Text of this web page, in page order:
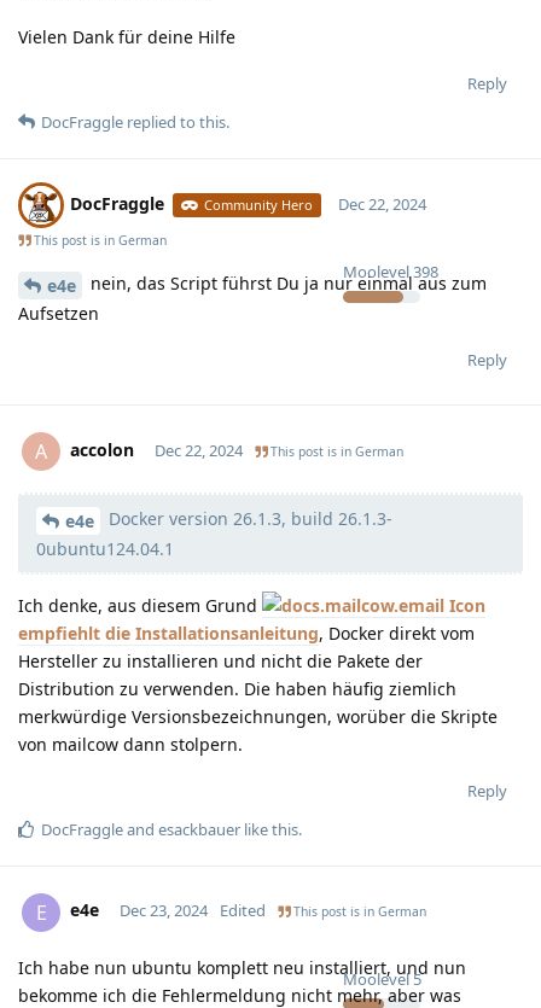
Vielen Dank für deine Hilfe
Reply
DocFraggle replied to this.
DocFraggle Community Hero
Moolevel398
Dec 22, 2024
This post is in German
e4e
nein, das Script führst Du ja nur einmal aus zum
Aufsetzen
Reply
A accolon
Moolevel
Dec 22, 2024 This post is in German
e4e
Docker version 26.1.3, build 26.1.3-
0ubuntu124.04.1
Ich denke, aus diesem Grund
empfiehlt die Installationsanleitung, Docker direkt vom
Hersteller zu installieren und nicht die Pakete der
Distribution zu verwenden. Die haben häufig ziemlich
merkwürdige Versionsbezeichnungen, worüber die Skripte
von mailcow dann stolpern.
Reply
DocFraggleand esackbauer like this.
E e4e
Moolevel 5
Dec 23, 2024 Edited This post is in German
Ich habe nun ubuntu komplett neu installiert, und nun
bekomme ich die Fehlermeldung nicht mehr, aber was